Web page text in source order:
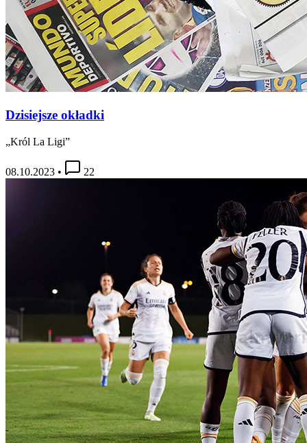
Dzisiejsze okładki
„Król La Ligi”
08.10.2023 • 22